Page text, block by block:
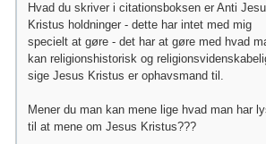
Hvad du skriver i citationsboksen er Anti
Kristus holdninger - dette har intet med mig
specielt at gøre - det har at gøre med hvad
kan religionshistorisk og
sige Jesus Kristus er ophavsmand til.
Mener du man kan mene lige hvad man har
til at mene om Jesus Kristus???